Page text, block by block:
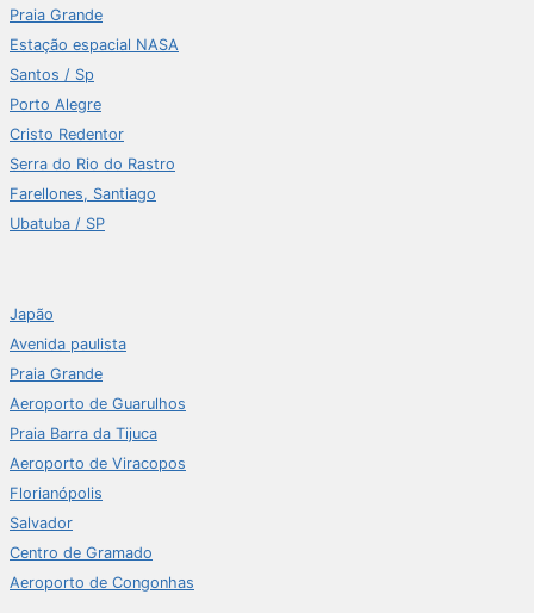
Praia Grande
Estação espacial NASA
Santos / Sp
Porto Alegre
Cristo Redentor
Serra do Rio do Rastro
Farellones, Santiago
Ubatuba / SP
Japão
Avenida paulista
Praia Grande
Aeroporto de Guarulhos
Praia Barra da Tijuca
Aeroporto de Viracopos
Florianópolis
Salvador
Centro de Gramado
Aeroporto de Congonhas